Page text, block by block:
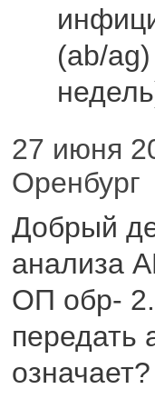
(ab/
27 июня
Оренбург
Добрый
анализа
ОП обр-
передать